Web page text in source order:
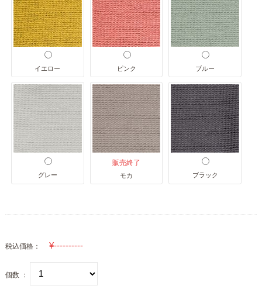
イエロー ピンク ブルー
グレー
販売終了
モカ ブラック
税込価格：
個数 ：